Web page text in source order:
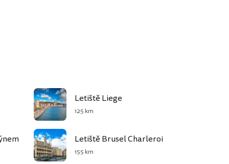
Letiště Liege
125 km
Letiště Brusel Charleroi
155 km